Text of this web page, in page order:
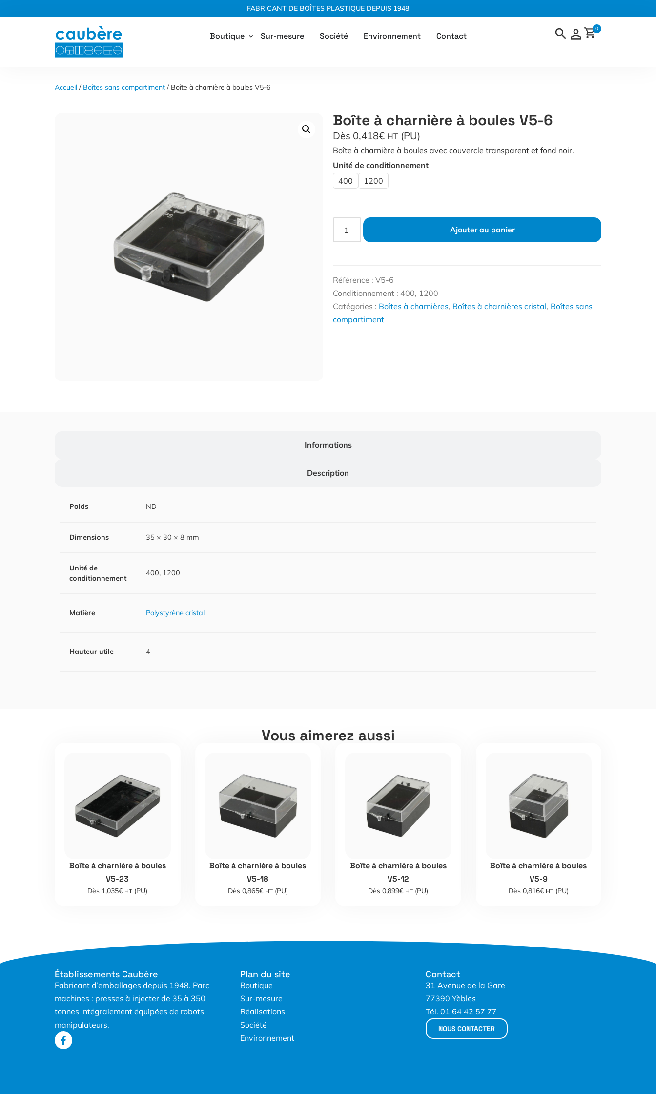
FABRICANT DE BOÎTES PLASTIQUE DEPUIS 1948
Boutique Sur-mesure Société Environnement Contact
0
Accueil / Boîtes sans compartiment / Boîte à charnière à boules V5-6
Boîte à charnière à boules V5-6
Dès 0,418€ HT (PU)
Boîte à charnière à boules avec couvercle transparent et fond noir.
Unité de conditionnement
400
1200
Ajouter au panier
Référence : V5-6
Conditionnement : 400, 1200
Catégories : Boîtes à charnières, Boîtes à charnières cristal, Boîtes sans
compartiment
Informations
Description
Poids ND
Dimensions 35 × 30 × 8 mm
Unité de
conditionnement
400, 1200
Matière Polystyrène cristal
Hauteur utile 4
Vous aimerez aussi
Boîte à charnière à boules
V5-23
Dès 1,035€ HT (PU)
Boîte à charnière à boules
V5-18
Dès 0,865€ HT(PU)
Boîte à charnière à boules
V5-12
Dès 0,899€ HT (PU)
Boîte à charnière à boules
V5-9
Dès 0,816€ HT(PU)
Établissements Caubère
Fabricant d’emballages depuis 1948. Parc
machines : presses à injecter de 35 à 350
tonnes intégralement équipées de robots
manipulateurs.
Plan du site
Boutique
Sur-mesure
Réalisations
Société
Environnement
Contact
31 Avenue de la Gare
77390 Yèbles
Tél. 01 64 42 57 77
NOUS CONTACTER